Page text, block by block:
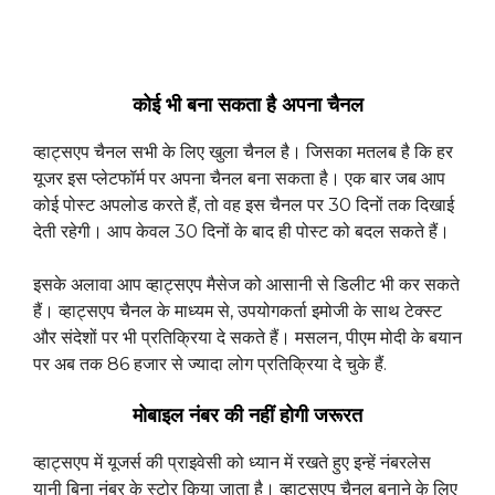
कोई भी बना सकता है अपना चैनल
व्हाट्सएप चैनल सभी के लिए खुला चैनल है। जिसका मतलब है कि हर
यूजर इस प्लेटफॉर्म पर अपना चैनल बना सकता है। एक बार जब आप
कोई पोस्ट अपलोड करते हैं, तो वह इस चैनल पर 30 दिनों तक दिखाई
देती रहेगी। आप केवल 30 दिनों के बाद ही पोस्ट को बदल सकते हैं।
इसके अलावा आप व्हाट्सएप मैसेज को आसानी से डिलीट भी कर सकते
हैं। व्हाट्सएप चैनल के माध्यम से, उपयोगकर्ता इमोजी के साथ टेक्स्ट
और संदेशों पर भी प्रतिक्रिया दे सकते हैं। मसलन, पीएम मोदी के बयान
पर अब तक 86 हजार से ज्यादा लोग प्रतिक्रिया दे चुके हैं.
मोबाइल नंबर की नहीं होगी जरूरत
व्हाट्सएप में यूजर्स की प्राइवेसी को ध्यान में रखते हुए इन्हें नंबरलेस
यानी बिना नंबर के स्टोर किया जाता है। व्हाट्सएप चैनल बनाने के लिए